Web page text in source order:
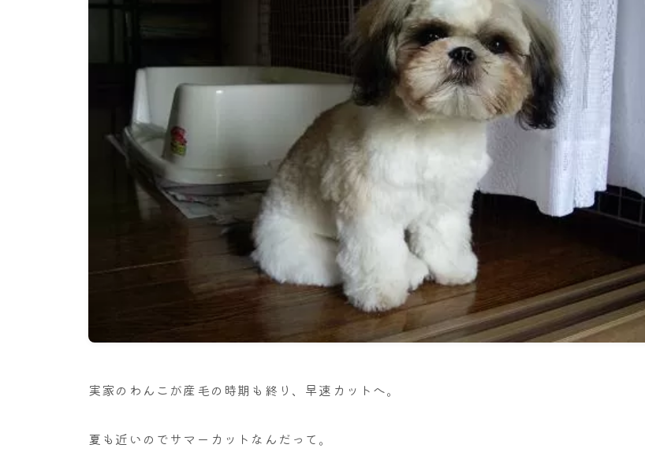
舞台・ライブ
名古屋
ナナちゃん人形
実家のわんこが産毛の時期も終り、早速カットへ。
夏も近いのでサマーカットなんだって。